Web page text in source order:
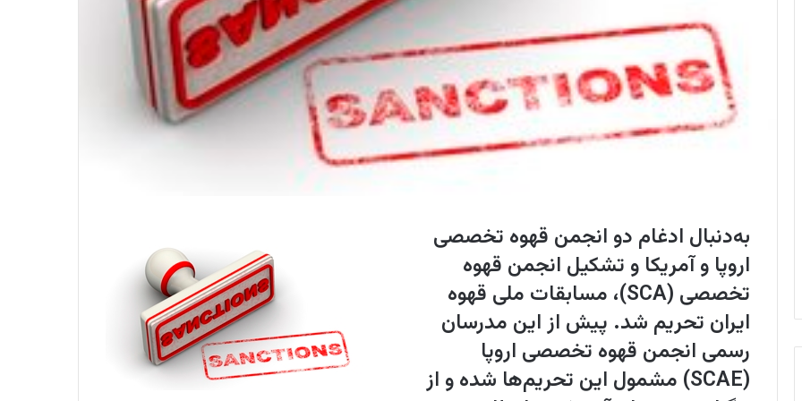
به‌دنبال ادغام دو انجمن قهوه تخصصی
اروپا و آمریکا و تشکیل انجمن قهوه
تخصصی (SCA)، مسابقات ملی قهوه
ایران تحریم شد. پیش از این مدرسان
رسمی انجمن قهوه تخصصی اروپا
(SCAE) مشمول این تحریم‌ها شده و از